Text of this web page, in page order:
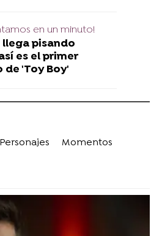
en un minuto!
llega pisando
es el primer
de 'Toy Boy'
Personajes
Momentos